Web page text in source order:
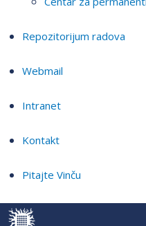
Repozitorijum radova
Webmail
Intranet
Kontakt
Pitajte Vinču